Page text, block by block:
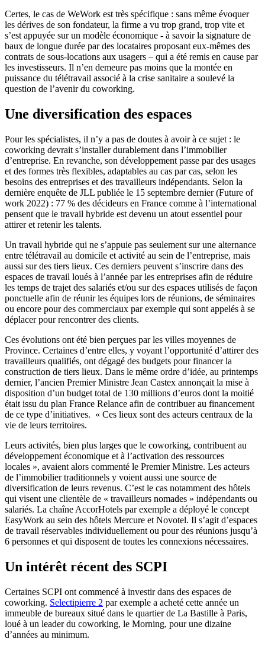
Certes, le cas de WeWork est très spécifique : sans même évoquer
les dérives de son fondateur, la firme a vu trop grand, trop vite et
s’est appuyée sur un modèle économique - à savoir la signature de
baux de longue durée par des locataires proposant eux-mêmes des
contrats de sous-locations aux usagers – qui a été remis en cause par
les investisseurs. Il n’en demeure pas moins que la montée en
puissance du télétravail associé à la crise sanitaire a soulevé la
question de l’avenir du coworking.
Une diversification des espaces
Pour les spécialistes, il n’y a pas de doutes à avoir à ce sujet : le
coworking devrait s’installer durablement dans l’immobilier
d’entreprise. En revanche, son développement passe par des usages
et des formes très flexibles, adaptables au cas par cas, selon les
besoins des entreprises et des travailleurs indépendants. Selon la
dernière enquête de JLL publiée le 15 septembre dernier (Future of
work 2022) : 77 % des décideurs en France comme à l’international
pensent que le travail hybride est devenu un atout essentiel pour
attirer et retenir les talents.
Un travail hybride qui ne s’appuie pas seulement sur une alternance
entre télétravail au domicile et activité au sein de l’entreprise, mais
aussi sur des tiers lieux. Ces derniers peuvent s’inscrire dans des
espaces de travail loués à l’année par les entreprises afin de réduire
les temps de trajet des salariés et/ou sur des espaces utilisés de façon
ponctuelle afin de réunir les équipes lors de réunions, de séminaires
ou encore pour des commerciaux par exemple qui sont appelés à se
déplacer pour rencontrer des clients.
Ces évolutions ont été bien perçues par les villes moyennes de
Province. Certaines d’entre elles, y voyant l’opportunité d’attirer des
travailleurs qualifiés, ont dégagé des budgets pour financer la
construction de tiers lieux. Dans le même ordre d’idée, au printemps
dernier, l’ancien Premier Ministre Jean Castex annonçait la mise à
disposition d’un budget total de 130 millions d’euros dont la moitié
était issu du plan France Relance afin de contribuer au financement
de ce type d’initiatives. « Ces lieux sont des acteurs centraux de la
vie de leurs territoires.
Leurs activités, bien plus larges que le coworking, contribuent au
développement économique et à l’activation des ressources
locales », avaient alors commenté le Premier Ministre. Les acteurs
de l’immobilier traditionnels y voient aussi une source de
diversification de leurs revenus. C’est le cas notamment des hôtels
qui visent une clientèle de « travailleurs nomades » indépendants ou
salariés. La chaîne AccorHotels par exemple a déployé le concept
EasyWork au sein des hôtels Mercure et Novotel. Il s’agit d’espaces
de travail réservables individuellement ou pour des réunions jusqu’à
6 personnes et qui disposent de toutes les connexions nécessaires.
Un intérêt récent des SCPI
Certaines SCPI ont commencé à investir dans des espaces de
coworking. Selectipierre 2 par exemple a acheté cette année un
immeuble de bureaux situé dans le quartier de La Bastille à Paris,
loué à un leader du coworking, le Morning, pour une dizaine
d’années au minimum.